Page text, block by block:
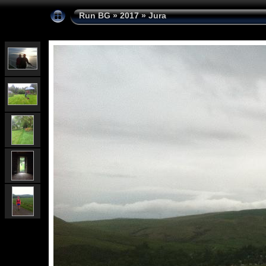
Run BG»2017»Jura